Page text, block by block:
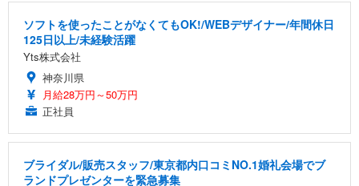
ソフトを使ったことがなくてもOK!/WEBデザイナー/年間休日
125日以上/未経験活躍
Yts株式会社
神奈川県
月給28万円～50万円
正社員
ブライダル/販売スタッフ/東京都内口コミNO.1婚礼会場でブ
ランドプレゼンターを緊急募集